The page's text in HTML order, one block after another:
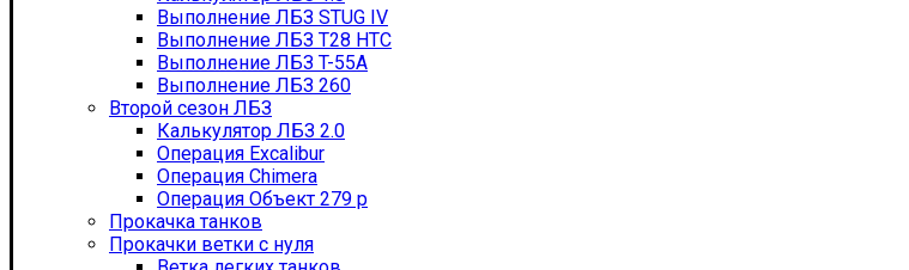
Выполнение ЛБЗ STUG IV
Выполнение ЛБЗ T28 HTC
Выполнение ЛБЗ T-55А
Выполнение ЛБЗ 260
Второй сезон ЛБЗ
Калькулятор ЛБЗ 2.0
Операция Excalibur
Операция Chimera
Операция Объект 279 р
Прокачка танков
Прокачки ветки с нуля